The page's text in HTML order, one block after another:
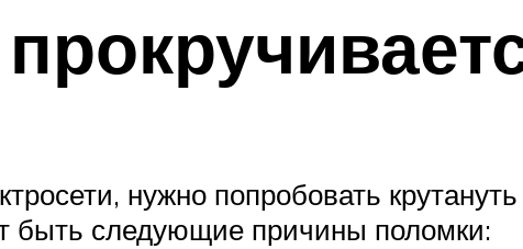
нужно попробовать
быть следующие причины поломки: